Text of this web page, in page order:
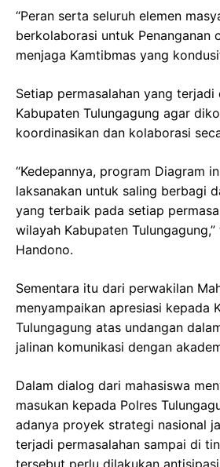
“Peran serta seluruh elemen
berkolaborasi untuk Penanganan
menjaga Kamtibmas yang
Setiap permasalahan yang terjadi
Kabupaten Tulungagung agar
koordinasikan dan kolaborasi
“Kedepannya, program Diagram
laksanakan untuk saling berbagi
yang terbaik pada setiap
wilayah Kabupaten Tulungagung,”
Handono.
Sementara itu dari perwakilan
menyampaikan apresiasi kepada
Tulungagung atas undangan
jalinan komunikasi dengan
Dalam dialog dari mahasiswa
masukan kepada Polres
adanya proyek strategi nasional
terjadi permasalahan sampai di
tersebut perlu dilakukan